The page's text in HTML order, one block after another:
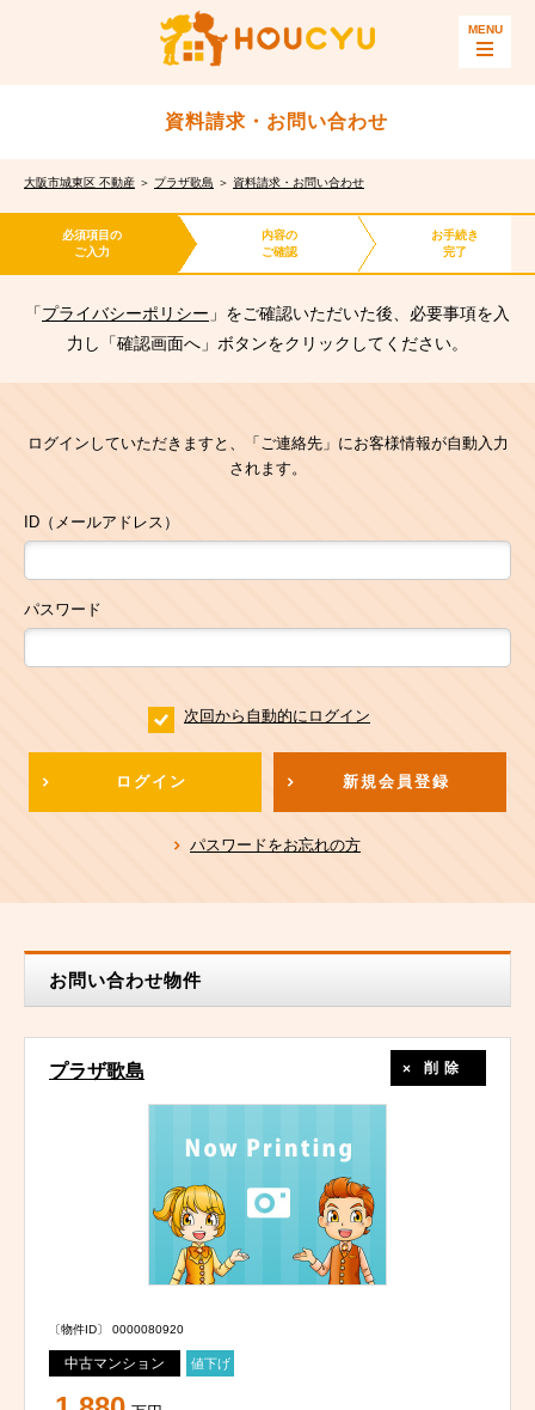
資料請求・お問い合わせ
大阪市城東区 不動産 ＞ プラザ歌島 ＞ 資料請求・お問い合わせ
必須項目の
ご入力
内容の
ご確認
お手続き
完了
「プライバシーポリシー 」をご確認いただいた後、必要事項を入
力し「確認画面へ」ボタンをクリックしてください。
ログインしていただきますと、「ご連絡先」にお客様情報が自動入力
されます。
ID（メールアドレス）
パスワード
次回から自動的にログイン
ログイン 新規会員登録
パスワードをお忘れの方
お問い合わせ物件
プラザ歌島 削除
〔物件ID〕 0000080920
中古マンション 値下げ